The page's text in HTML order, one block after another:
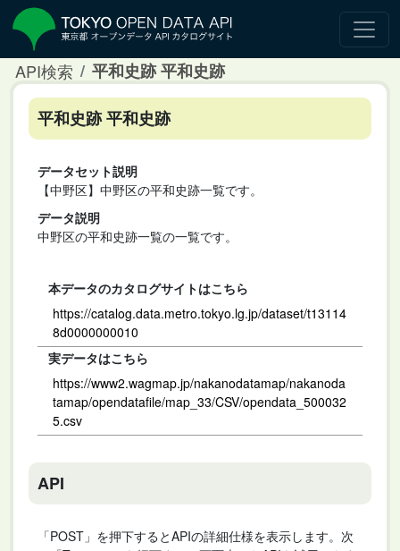
API検索 平和史跡 平和史跡
平和史跡 平和史跡
データセット説明
【中野区】中野区の平和史跡一覧です。
データ説明
中野区の平和史跡一覧の一覧です。
本データのカタログサイトはこちら
https://catalog.data.metro.tokyo.lg.jp/dataset/t13114
8d0000000010
実データはこちら
https://www2.wagmap.jp/nakanodatamap/nakanoda
tamap/opendatafile/map_33/CSV/opendata_500032
5.csv
API
「POST」を押下するとAPIの詳細仕様を表示します。次